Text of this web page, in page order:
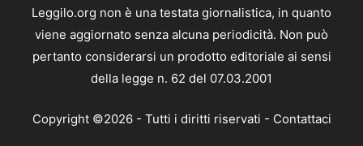
Leggilo.org non è una testata giornalistica, in quanto
viene aggiornato senza alcuna periodicità. Non può
pertanto considerarsi un prodotto editoriale ai sensi
della legge n. 62 del 07.03.2001
Copyright ©2026 - Tutti i diritti riservati - Contattaci